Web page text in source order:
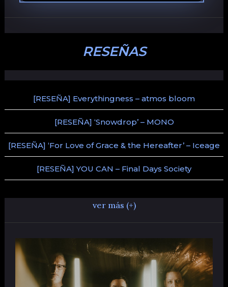
RESEÑAS
[RESEÑA] Everythingness – atmos bloom
[RESEÑA] ‘Snowdrop’ – MONO
[RESEÑA] ‘For Love of Grace & the Hereafter’ – Iceage
[RESEÑA] YOU CAN – Final Days Society
ver más (+)